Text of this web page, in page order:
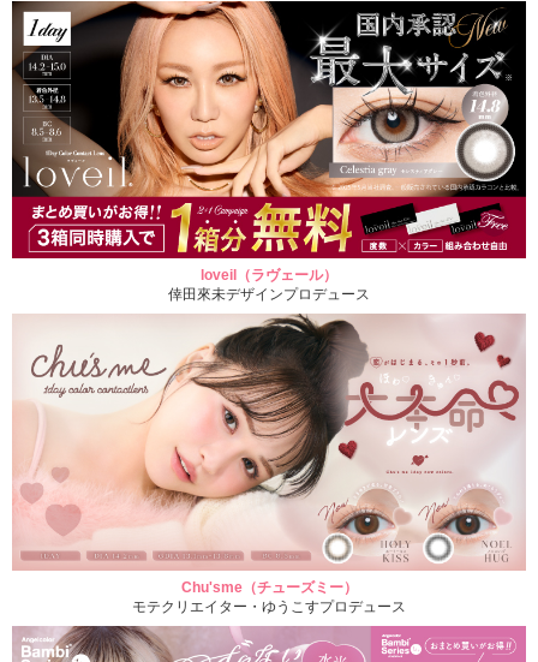
loveil（ラヴェール）
倖田來未デザインプロデュース
Chu'sme（チューズミー）
モテクリエイター・ゆうこすプロデュース